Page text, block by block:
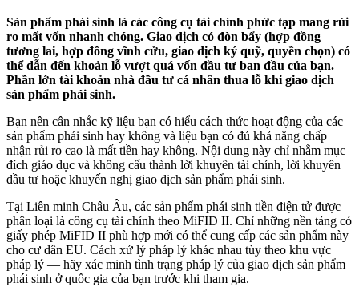
Sản phẩm phái sinh là các công cụ tài chính phức tạp mang rủi
ro mất vốn nhanh chóng. Giao dịch có đòn bẩy (hợp đồng
tương lai, hợp đồng vĩnh cửu, giao dịch ký quỹ, quyền chọn) có
thể dẫn đến khoản lỗ vượt quá vốn đầu tư ban đầu của bạn.
Phần lớn tài khoản nhà đầu tư cá nhân thua lỗ khi giao dịch
sản phẩm phái sinh.
Bạn nên cân nhắc kỹ liệu bạn có hiểu cách thức hoạt động của các
sản phẩm phái sinh hay không và liệu bạn có đủ khả năng chấp
nhận rủi ro cao là mất tiền hay không. Nội dung này chỉ nhằm mục
đích giáo dục và không cấu thành lời khuyên tài chính, lời khuyên
đầu tư hoặc khuyến nghị giao dịch sản phẩm phái sinh.
Tại Liên minh Châu Âu, các sản phẩm phái sinh tiền điện tử được
phân loại là công cụ tài chính theo MiFID II. Chỉ những nền tảng có
giấy phép MiFID II phù hợp mới có thể cung cấp các sản phẩm này
cho cư dân EU. Cách xử lý pháp lý khác nhau tùy theo khu vực
pháp lý — hãy xác minh tình trạng pháp lý của giao dịch sản phẩm
phái sinh ở quốc gia của bạn trước khi tham gia.